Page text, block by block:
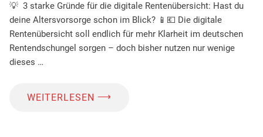
💡 3 starke Gründe für die digitale Rentenübersicht: Hast du
deine Altersvorsorge schon im Blick? 📱💶 Die digitale
Rentenübersicht soll endlich für mehr Klarheit im deutschen
Rentendschungel sorgen – doch bisher nutzen nur wenige
dieses …
WEITERLESEN ⟶